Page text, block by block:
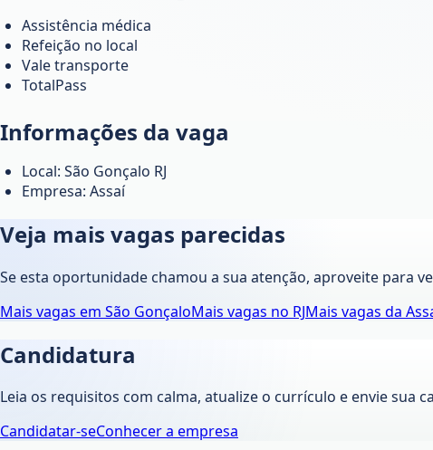
Assistência médica
Refeição no local
Vale transporte
TotalPass
Informações da vaga
Local: São Gonçalo RJ
Empresa: Assaí
Veja mais vagas parecidas
Se esta oportunidade chamou a sua atenção, aproveite para
Mais vagas em São GonçaloMais vagas no RJMais vagas da
Candidatura
Leia os requisitos com calma, atualize o currículo e envie sua
Candidatar-seConhecer a empresa